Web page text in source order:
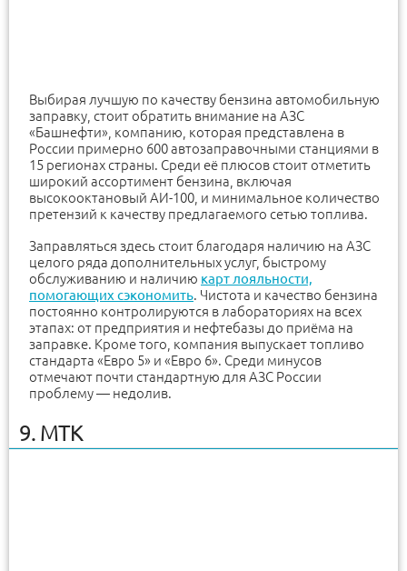
Выбирая лучшую по качеству бензина автомобильную
заправку, стоит обратить внимание на АЗС
«Башнефти», компанию, которая представлена в
России примерно 600 автозаправочными станциями в
15 регионах страны. Среди её плюсов стоит отметить
широкий ассортимент бензина, включая
высокооктановый АИ-100, и минимальное количество
претензий к качеству предлагаемого сетью топлива.
Заправляться здесь стоит благодаря наличию на АЗС
целого ряда дополнительных услуг, быстрому
обслуживанию и наличию карт лояльности,
помогающих сэкономить. Чистота и качество бензина
постоянно контролируются в лабораториях на всех
этапах: от предприятия и нефтебазы до приёма на
заправке. Кроме того, компания выпускает топливо
стандарта «Евро 5» и «Евро 6». Среди минусов
отмечают почти стандартную для АЗС России
проблему — недолив.
9. МТК